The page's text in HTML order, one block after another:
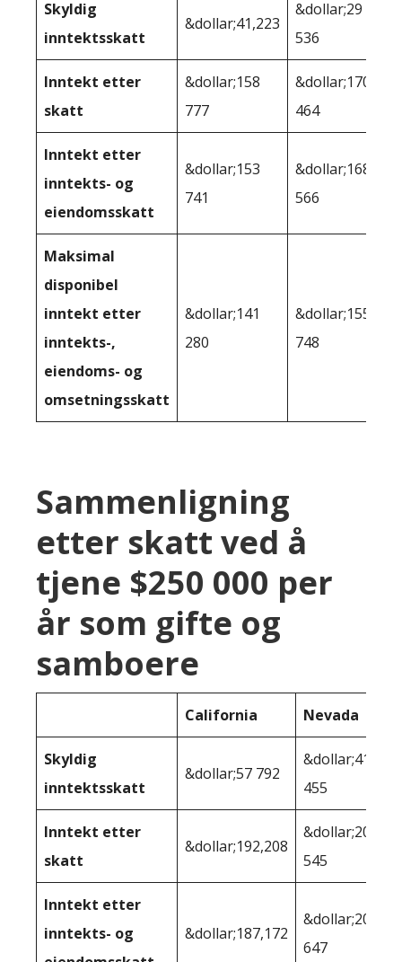
Skyldig
inntektsskatt
&dollar;41,223
&dollar;29
536
Inntekt etter
skatt
&dollar;158
777
&dollar;170
464
Inntekt etter
inntekts- og
eiendomsskatt
&dollar;153
741
&dollar;168
566
Maksimal
disponibel
inntekt etter
inntekts-,
eiendoms- og
omsetningsskatt
&dollar;141
280
&dollar;155
748
Sammenligning
etter skatt ved å
tjene $250 000 per
år som gifte og
samboere
California Nevada
Skyldig
inntektsskatt
&dollar;57 792
&dollar;41
455
Inntekt etter
skatt
&dollar;192,208
&dollar;208
545
Inntekt etter
inntekts- og
&dollar;187,172
&dollar;206
647